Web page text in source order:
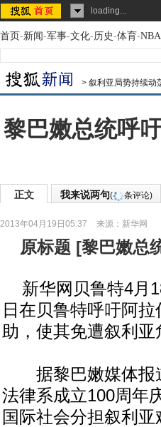
loading...
首页-新闻-军事-文化-历史-体育-NBA
> 叙利亚局势持续动
黎巴嫩总统呼
正文 我来说两句( 条评论)
2013年04月19日05:37 来源： 新华网
原标题 [黎巴嫩总
新华网贝鲁特4月
日在贝鲁特呼吁阿
助，使其免遭叙利亚
据黎巴嫩媒体报
法律系成立100周年
国际社会分担叙利